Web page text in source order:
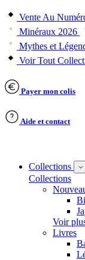
Vente Au
Minéraux 2026
Mythes et
Voir Tout
Payer mon colis
Aide et contact
Collections
Collections
Voir
Livres